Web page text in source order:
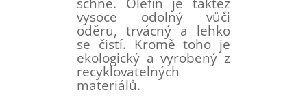
vysoce odolný vůči
oděru, trvácný a lehko
se čistí. Kromě toho je
ekologický a vyrobený z
recyklovatelných
materiálů.